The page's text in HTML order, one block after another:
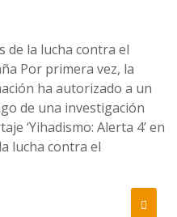
de la lucha contra el
Por primera vez, la
ha autorizado a un
de una investigación
‘Yihadismo: Alerta 4’ en
lucha contra el